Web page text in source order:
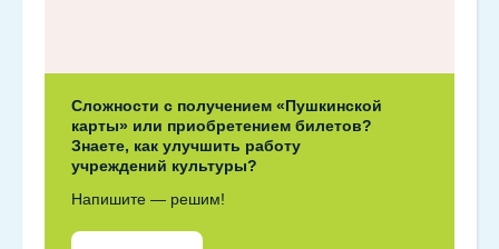
Сложности с получением «Пушкинской
карты» или приобретением билетов?
Знаете, как улучшить работу
учреждений культуры?
Напишите — решим!